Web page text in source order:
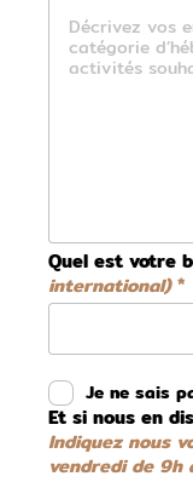
Quel est votre
international)
Je ne sais
Et si nous en
Indiquez nous
vendredi de 9h